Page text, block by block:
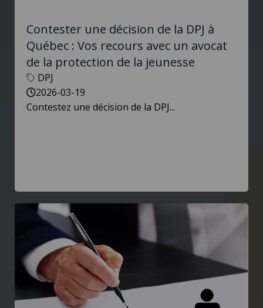
Contester une décision de la DPJ à
Québec : Vos recours avec un avocat
de la protection de la jeunesse
DPJ
2026-03-19
Contestez une décision de la DPJ...